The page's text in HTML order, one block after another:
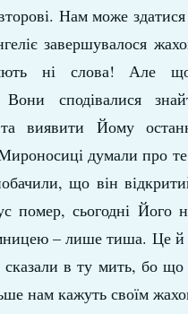
Нам може
завершувалося
ні слова! Але
Вони сподівалися
виявити Йому
думали про
що він
помер, сьогодні Його
– лише тиша. Це
сказали в ту мить, бо що
нам кажуть своїм